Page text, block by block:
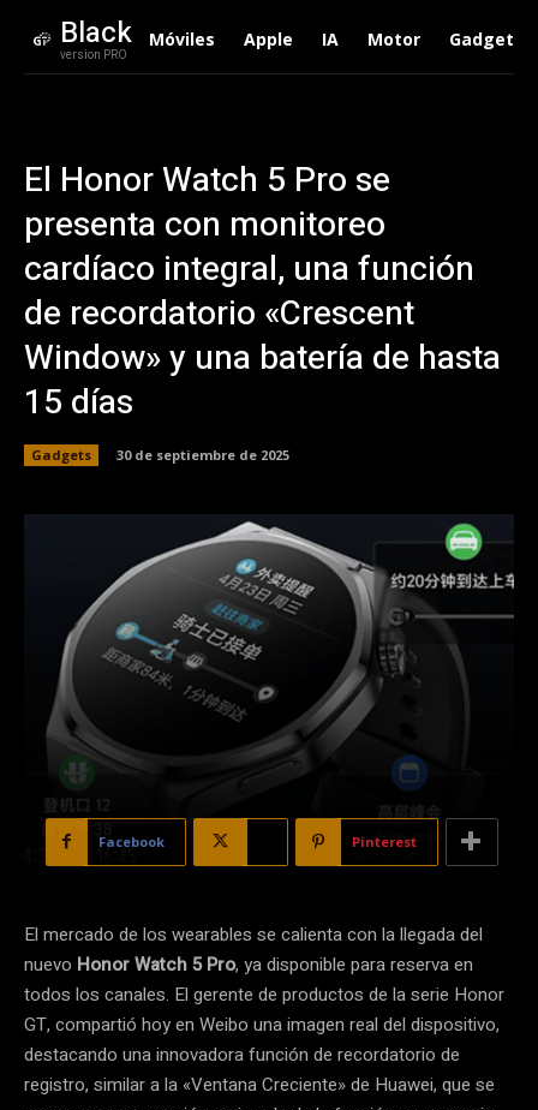
Black
version PRO
Móviles Apple IA Motor Gadgets
El Honor Watch 5 Pro se
presenta con monitoreo
cardíaco integral, una función
de recordatorio «Crescent
Window» y una batería de hasta
15 días
Gadgets 30 de septiembre de 2025
Facebook Pinterest
El mercado de los wearables se calienta con la llegada del
nuevo Honor Watch 5 Pro, ya disponible para reserva en
todos los canales. El gerente de productos de la serie Honor
GT, compartió hoy en Weibo una imagen real del dispositivo,
destacando una innovadora función de recordatorio de
registro, similar a la «Ventana Creciente» de Huawei, que se